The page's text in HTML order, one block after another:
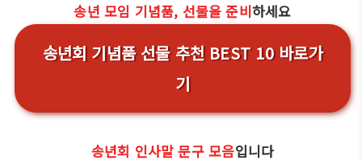
송년 모임 기념품, 선물을 준비하세요
송년회 기념품 선물 추천 BEST 10 바로가
기
송년회 인사말 문구 모음입니다